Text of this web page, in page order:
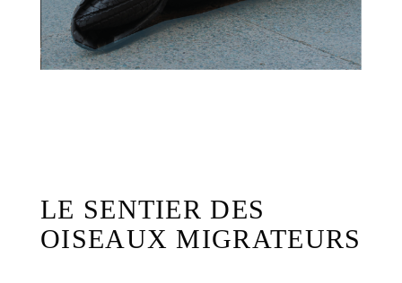
LE SENTIER DES
OISEAUX MIGRATEURS